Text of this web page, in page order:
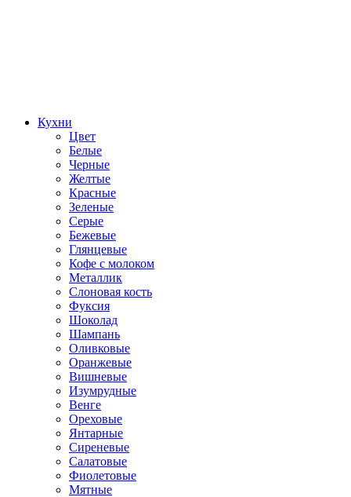
Кухни
Цвет
Белые
Черные
Желтые
Красные
Зеленые
Серые
Бежевые
Глянцевые
Кофе с молоком
Металлик
Слоновая кость
Фуксия
Шоколад
Шампань
Оливковые
Оранжевые
Вишневые
Изумрудные
Венге
Ореховые
Янтарные
Сиреневые
Салатовые
Фиолетовые
Мятные